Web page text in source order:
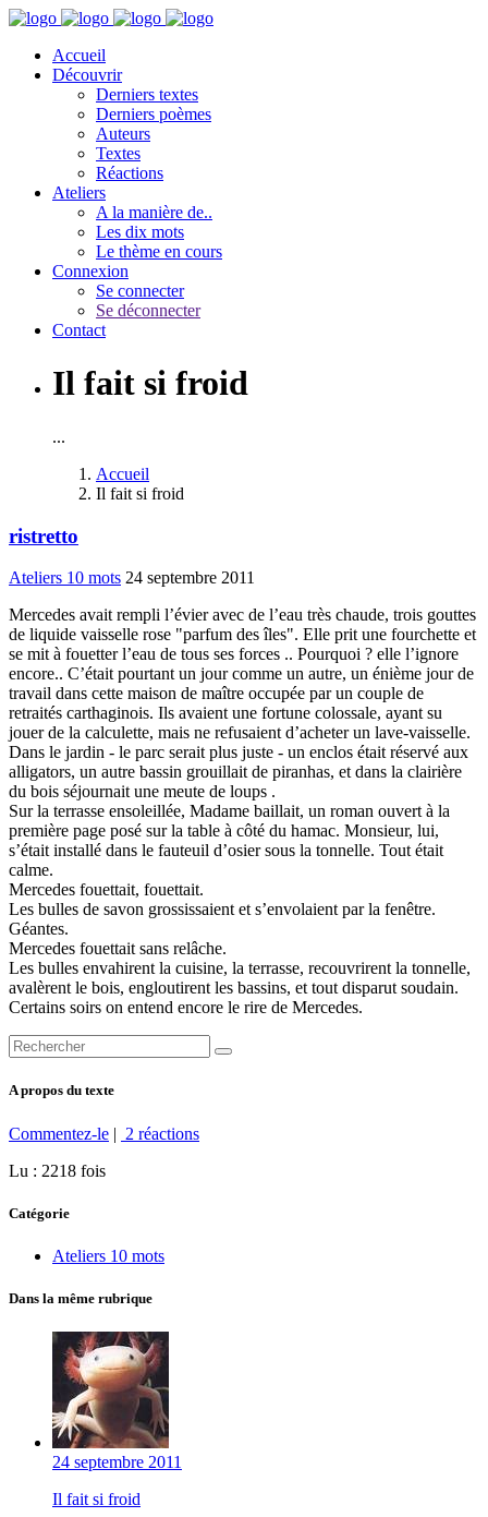
Accueil
Découvrir
Derniers textes
Derniers poèmes
Auteurs
Textes
Réactions
Ateliers
A la manière de..
Les dix mots
Le thème en cours
Connexion
Se connecter
Se déconnecter
Contact
Il fait si froid
...
Accueil
Il fait si froid
ristretto
Ateliers 10 mots 24 septembre 2011
Mercedes avait rempli l’évier avec de l’eau très chaude, trois gouttes
de liquide vaisselle rose "parfum des îles". Elle prit une fourchette et
se mit à fouetter l’eau de tous ses forces .. Pourquoi ? elle l’ignore
encore.. C’était pourtant un jour comme un autre, un énième jour de
travail dans cette maison de maître occupée par un couple de
retraités carthaginois. Ils avaient une fortune colossale, ayant su
jouer de la calculette, mais ne refusaient d’acheter un lave-vaisselle.
Dans le jardin - le parc serait plus juste - un enclos était réservé aux
alligators, un autre bassin grouillait de piranhas, et dans la clairière
du bois séjournait une meute de loups .
Sur la terrasse ensoleillée, Madame baillait, un roman ouvert à la
première page posé sur la table à côté du hamac. Monsieur, lui,
s’était installé dans le fauteuil d’osier sous la tonnelle. Tout était
calme.
Mercedes fouettait, fouettait.
Les bulles de savon grossissaient et s’envolaient par la fenêtre.
Géantes.
Mercedes fouettait sans relâche.
Les bulles envahirent la cuisine, la terrasse, recouvrirent la tonnelle,
avalèrent le bois, engloutirent les bassins, et tout disparut soudain.
Certains soirs on entend encore le rire de Mercedes.
A propos du texte
Commentez-le | 2 réactions
Lu : 2218 fois
Catégorie
Ateliers 10 mots
Dans la même rubrique
24 septembre 2011
Il fait si froid